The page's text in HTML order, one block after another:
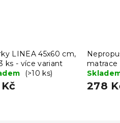
LINEA 45x60 cm,
ks - více variant
(>10 ks)
matrace
x 200
278